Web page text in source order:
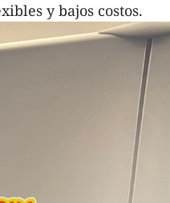
y bajos costos.